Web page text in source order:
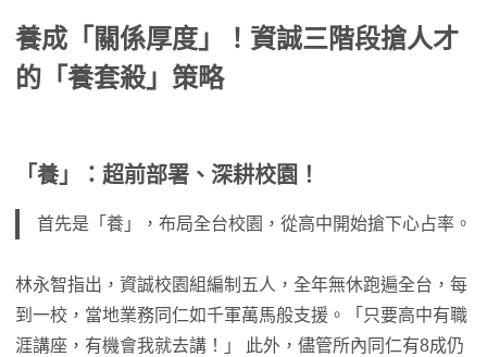
養成「關係厚度」！資誠三階段搶人才
的「養套殺」策略
「養」：超前部署、深耕校園！
首先是「養」，布局全台校園，從高中開始搶下心占率。
林永智指出，資誠校園組編制五人，全年無休跑遍全台，每
到一校，當地業務同仁如千軍萬馬般支援。「只要高中有職
涯講座，有機會我就去講！」 此外，儘管所內同仁有8成仍